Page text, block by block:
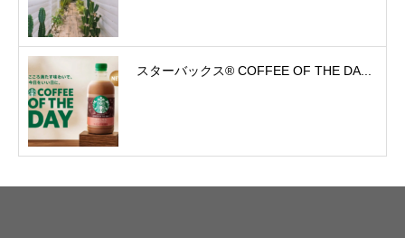
スターバックス® COFFEE OF THE DA...